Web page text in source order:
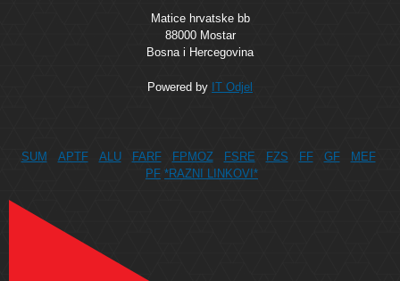
Matice hrvatske bb
88000 Mostar
Bosna i Hercegovina
Powered by IT Odjel
SUM APTF ALU FARF FPMOZ FSRE FZS FF GF
MEF
PF *RAZNI LINKOVI*